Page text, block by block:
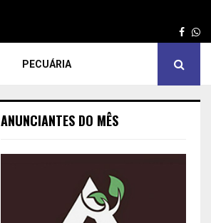
PECUÁRIA
ANUNCIANTES DO MÊS